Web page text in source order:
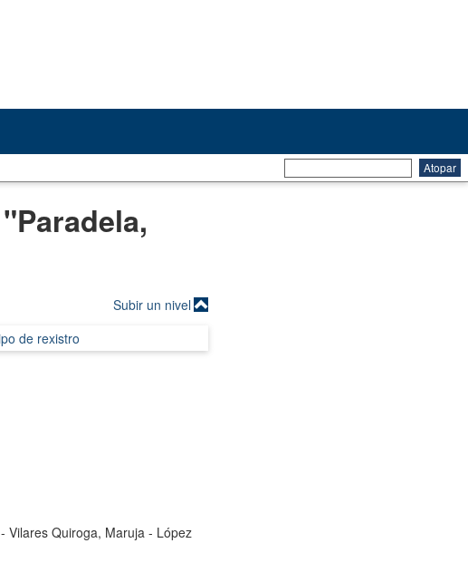
Paradela,
Subir un nivel
de rexistro
- Vilares Quiroga, Maruja - López